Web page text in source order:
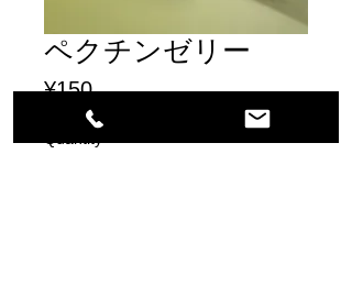
ペクチンゼリー
¥150Price
Quantity *